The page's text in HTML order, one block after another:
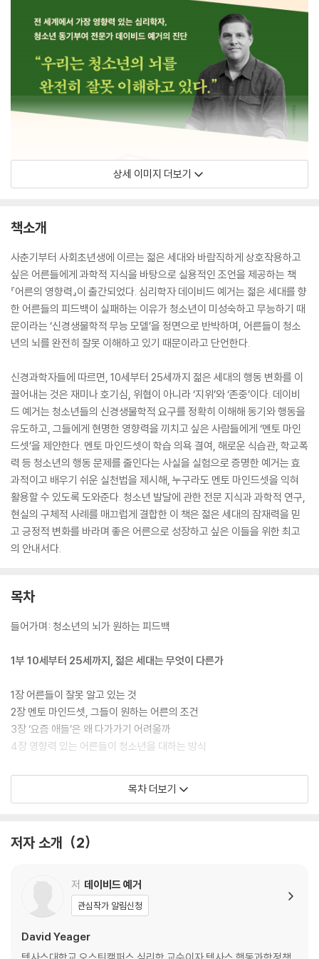
상세 이미지 더보기
책소개
사춘기부터 사회초년생에 이르는 젊은 세대와 바람직하게 상호작용하고
싶은 어른들에게 과학적 지식을 바탕으로 실용적인 조언을 제공하는 책
『어른의 영향력』이 출간되었다. 심리학자 데이비드 예거는 젊은 세대를 향
한 어른들의 피드백이 실패하는 이유가 청소년이 미성숙하고 무능하기 때
문이라는 ‘신경생물학적 무능 모델’을 정면으로 반박하며, 어른들이 청소
년의 뇌를 완전히 잘못 이해하고 있기 때문이라고 단언한다.
신경과학자들에 따르면, 10세부터 25세까지 젊은 세대의 행동 변화를 이
끌어내는 것은 재미나 호기심, 위협이 아니라 ‘지위’와 ‘존중’이다. 데이비
드 예거는 청소년들의 신경생물학적 요구를 정확히 이해해 동기와 행동을
유도하고, 그들에게 현명한 영향력을 끼치고 싶은 사람들에게 ‘멘토 마인
드셋’을 제안한다. 멘토 마인드셋이 학습 의욕 결여, 해로운 식습관, 학교폭
력 등 청소년의 행동 문제를 줄인다는 사실을 실험으로 증명한 예거는 효
과적이고 배우기 쉬운 실천법을 제시해, 누구라도 멘토 마인드셋을 익혀
활용할 수 있도록 도와준다. 청소년 발달에 관한 전문 지식과 과학적 연구,
현실의 구체적 사례를 매끄럽게 결합한 이 책은 젊은 세대의 잠재력을 믿
고 긍정적 변화를 바라며 좋은 어른으로 성장하고 싶은 이들을 위한 최고
의 안내서다.
목차
들어가며: 청소년의 뇌가 원하는 피드백
1부 10세부터 25세까지, 젊은 세대는 무엇이 다른가
1장 어른들이 잘못 알고 있는 것
2장 멘토 마인드셋, 그들이 원하는 어른의 조건
3장 ‘요즘 애들’은 왜 다가가기 어려울까
4장 영향력 있는 어른들이 청소년을 대하는 방식
2부 무엇이 청소년들을 움직이게 하는가
7장 스트레스: 자원이 되게 만드는 법
9장 소속감: 변화의 가능성을 가늠하는 지표
3부 영향력은 어떻게 지속되는가
10장 모두가 충분히 뛰어나다는 확신
목차 더보기
저자 소개 2
저 데이비드 예거
관심작가 알림신청
David Yeager